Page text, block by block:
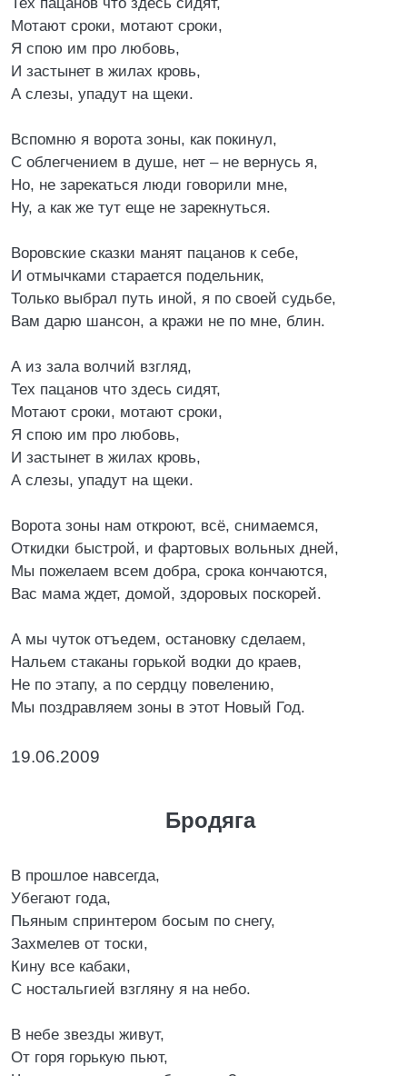
Мотают сроки, мотают сроки,
Я спою им про любовь,
И застынет в жилах кровь,
А слезы, упадут на щеки.
Вспомню я ворота зоны, как покинул,
С облегчением в душе, нет – не вернусь я,
Но, не зарекаться люди говорили мне,
Ну, а как же тут еще не зарекнуться.
Воровские сказки манят пацанов к себе,
И отмычками старается подельник,
Только выбрал путь иной, я по своей судьбе,
Вам дарю шансон, а кражи не по мне, блин.
А из зала волчий взгляд,
Тех пацанов что здесь сидят,
Мотают сроки, мотают сроки,
Я спою им про любовь,
И застынет в жилах кровь,
А слезы, упадут на щеки.
Ворота зоны нам откроют, всё, снимаемся,
Откидки быстрой, и фартовых вольных дней,
Мы пожелаем всем добра, срока кончаются,
Вас мама ждет, домой, здоровых поскорей.
А мы чуток отъедем, остановку сделаем,
Нальем стаканы горькой водки до краев,
Не по этапу, а по сердцу повелению,
Мы поздравляем зоны в этот Новый Год.
19.06.2009
Бродяга
В прошлое навсегда,
Убегают года,
Пьяным спринтером босым по снегу,
Захмелев от тоски,
Кину все кабаки,
С ностальгией взгляну я на небо.
В небе звезды живут,
От горя горькую пьют,